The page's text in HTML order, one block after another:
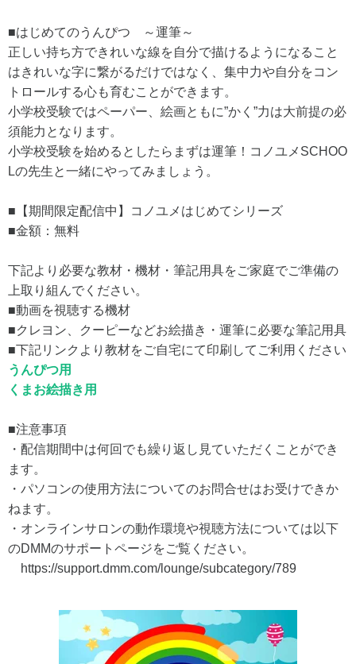
■はじめてのうんぴつ ～運筆～
正しい持ち方できれいな線を自分で描けるようになること
はきれいな字に繋がるだけではなく、集中力や自分をコン
トロールする心も育むことができます。
小学校受験ではペーパー、絵画ともに”かく”力は大前提の必
須能力となります。
小学校受験を始めるとしたらまずは運筆！コノユメSCHOO
Lの先生と一緒にやってみましょう。
■【期間限定配信中】コノユメはじめてシリーズ
■金額：無料
下記より必要な教材・機材・筆記用具をご家庭でご準備の
上取り組んでください。
■動画を視聴する機材
■クレヨン、クーピーなどお絵描き・運筆に必要な筆記用具
■下記リンクより教材をご自宅にて印刷してご利用ください
うんぴつ用
くまお絵描き用
■注意事項
・配信期間中は何回でも繰り返し見ていただくことができ
ます。
・パソコンの使用方法についてのお問合せはお受けできか
ねます。
・オンラインサロンの動作環境や視聴方法については以下
のDMMのサポートページをご覧ください。
https://support.dmm.com/lounge/subcategory/789